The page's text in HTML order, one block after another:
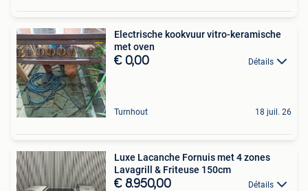
Electrische kookvuur vitro-keramische
met oven
€ 0,00 Détails
Turnhout 18 juil. 26
Luxe Lacanche Fornuis met 4 zones
Lavagrill & Friteuse 150cm
€ 8.950,00 Détails